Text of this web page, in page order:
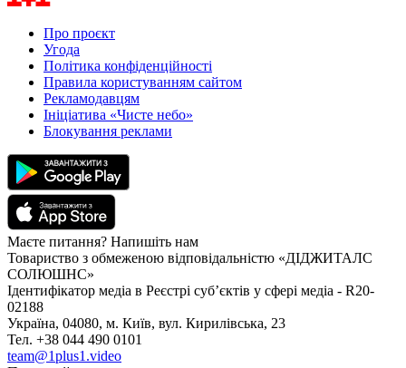
Про проєкт
Угода
Політика конфіденційності
Правила користуванням сайтом
Рекламодавцям
Ініціатива «Чисте небо»
Блокування реклами
Маєте питання? Напишіть нам
Товариство з обмеженою відповідальністю «ДІДЖИТАЛС
СОЛЮШНС»
Ідентифікатор медіа в Реєстрі суб’єктів у сфері медіа - R20-
02188
Україна, 04080, м. Київ, вул. Кирилівська, 23
Тел. +38 044 490 0101
team@1plus1.video